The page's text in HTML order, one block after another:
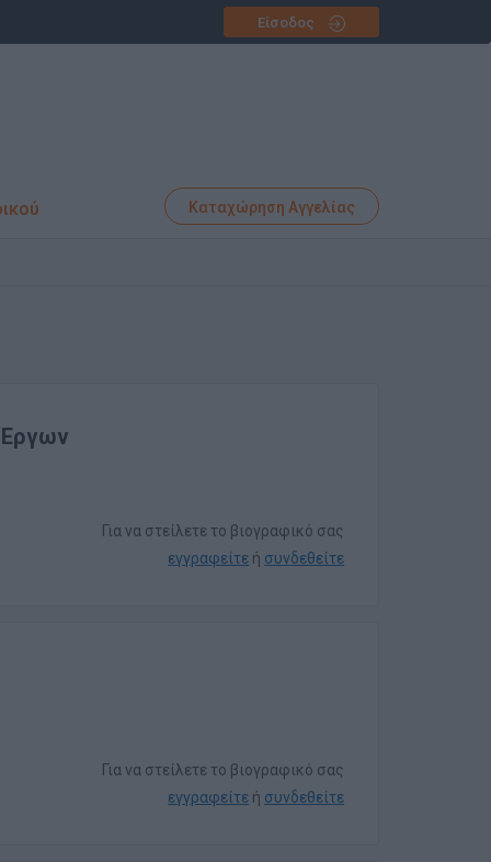
Είσοδος
Καταχώρηση Αγγελίας
Για να στείλετε το βιογραφικό σας
εγγραφείτε ή συνδεθείτε
Για να στείλετε το βιογραφικό σας
εγγραφείτε ή συνδεθείτε